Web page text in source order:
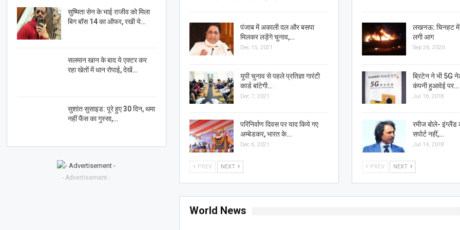
सुष्मिता सेन के भाई राजीव को मिला
बिग बॉस 14 का ऑफर, रखी ये…
सलमान खान के बाद ये एक्टर कर
रहा खेतों में धान रोपाई, देखें…
सुशांत सुसाइड: पूरे हुए 30 दिन, थमा
नहीं फैंस का गुस्सा,…
- Advertisement -
पंजाब में अकाली दल और बसपा
मिलकर लड़ेंगे चुनाव,…
Dec 15, 2021
यूपी चुनाव से पहले प्रतिज्ञा गारंटी
कार्ड बांटेगी…
Dec 7, 2021
परिनिर्वाण दिवस पर याद किये गए
अम्बेडकर, भारत के…
Dec 6, 2021
PREV NEXT
लखनऊ: चिनहट में
लगी आग
Sep 26, 2020
ब्रिटेन ने भी 5G
कंपनी हुआवेई पर…
Jul 16, 2018
रमीज बोले- इंग्लैंड
सपोर्ट नहीं,…
Jul 14, 2018
PREV NEXT
World News